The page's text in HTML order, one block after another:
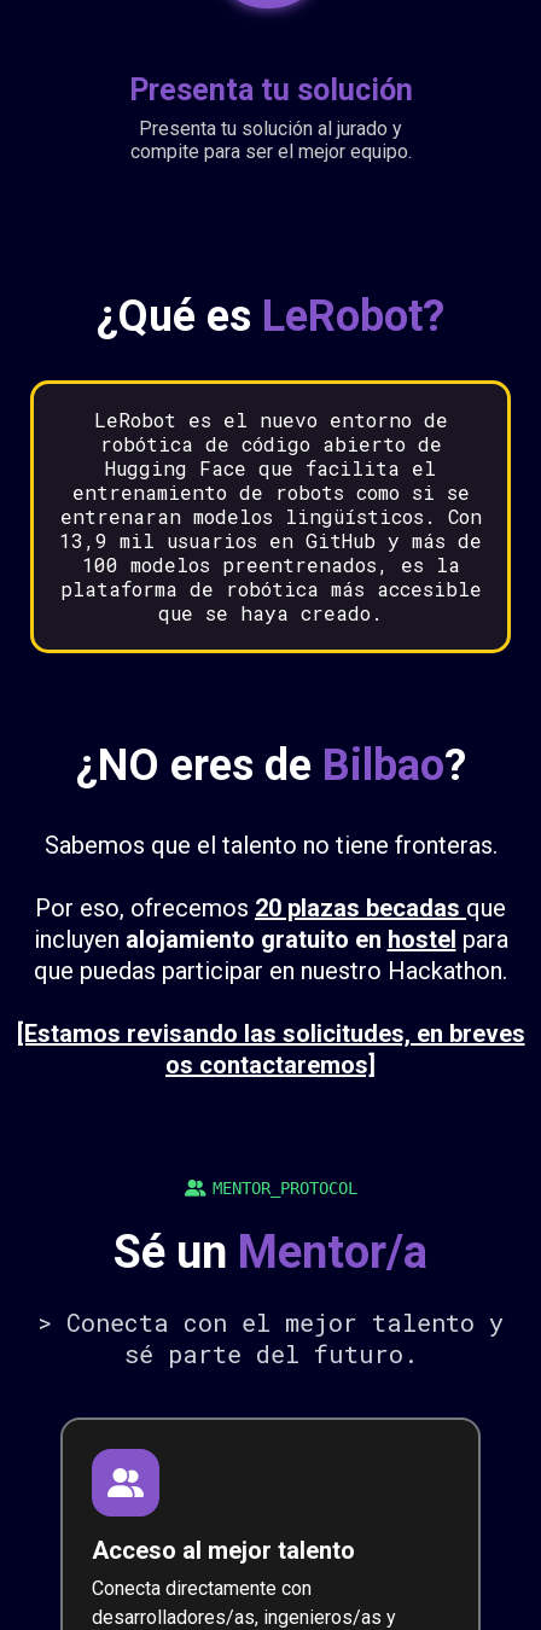
Presenta tu solución
Presenta tu solución al jurado y
compite para ser el mejor equipo.
¿Qué es LeRobot?
LeRobot es el nuevo entorno de
robótica de código abierto de
Hugging Face que facilita el
entrenamiento de robots como si se
entrenaran modelos lingüísticos. Con
13,9 mil usuarios en GitHub y más de
100 modelos preentrenados, es la
plataforma de robótica más accesible
que se haya creado.
¿NO eres de Bilbao?
Sabemos que el talento no tiene fronteras.
Por eso, ofrecemos 20 plazas becadas que
incluyen alojamiento gratuito en hostel para
que puedas participar en nuestro Hackathon.
[Estamos revisando las solicitudes, en breves
os contactaremos]
MENTOR_PROTOCOL
Sé un Mentor/a
> Conecta con el mejor talento y
sé parte del futuro.
Acceso al mejor talento
Conecta directamente con
desarrolladores/as, ingenieros/as y